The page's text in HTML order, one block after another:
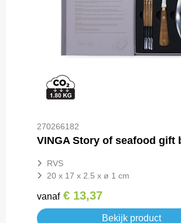
270266182
VINGA Story of seafood gift
RVS
20 x 17 x 2.5 x ø 1 cm
vanaf € 13,37
Bekijk product